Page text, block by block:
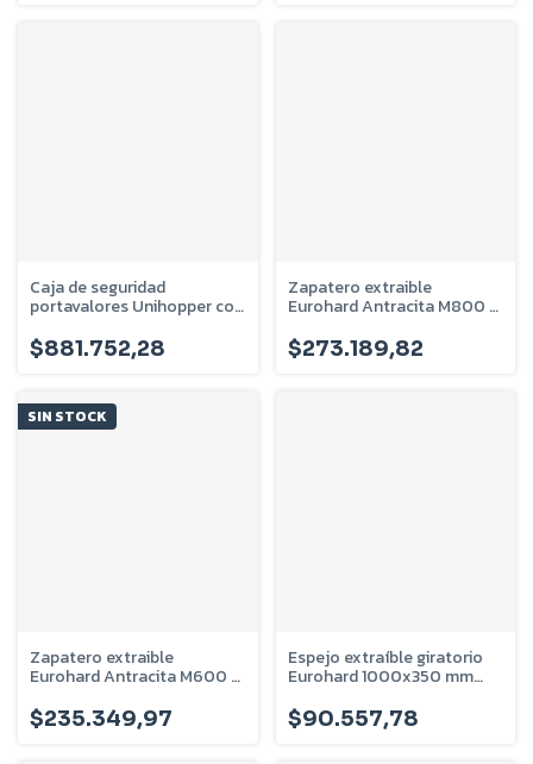
Caja de seguridad
portavalores Unihopper con
$881.752,28
Zapatero extraible
Eurohard Antracita M800 -
$273.189,82
SIN STOCK
Zapatero extraible
Eurohard Antracita M600 -
$235.349,97
Espejo extraíble giratorio
Eurohard 1000x350 mm
$90.557,78